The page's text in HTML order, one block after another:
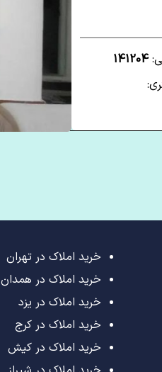
141204
خرید املاک در تهران
خرید املاک در همدان
خرید املاک در یزد
خرید املاک در کرج
خرید املاک در کیش